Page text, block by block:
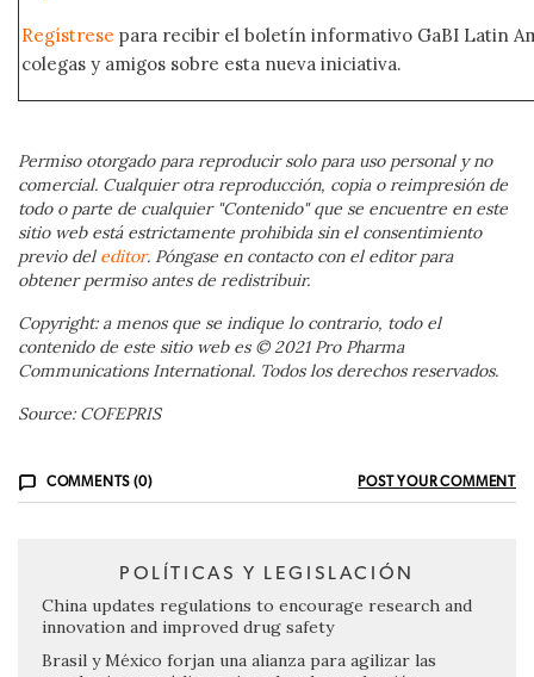
Regístrese para recibir el boletín informativo GaBI Latin
colegas y amigos sobre esta nueva iniciativa.
Permiso otorgado para reproducir solo para uso personal y no
comercial. Cualquier otra reproducción, copia o reimpresión de
todo o parte de cualquier "Contenido" que se encuentre en este
sitio web está estrictamente prohibida sin el consentimiento
previo del editor. Póngase en contacto con el editor para
obtener permiso antes de redistribuir.
Copyright: a menos que se indique lo contrario, todo el
contenido de este sitio web es © 2021 Pro Pharma
Communications International. Todos los derechos reservados.
Source: COFEPRIS
COMMENTS (0) POST YOUR COMMENT
POLÍTICAS Y LEGISLACIÓN
China updates regulations to encourage research and
innovation and improved drug safety
Brasil y México forjan una alianza para agilizar las